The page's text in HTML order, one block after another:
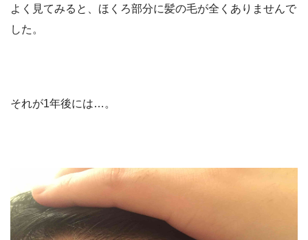
よく見てみると、ほくろ部分に髪の毛が全くありませんで
した。
それが1年後には…。